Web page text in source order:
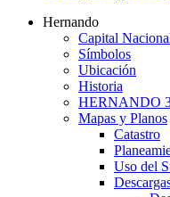
Hernando
Capital
Símbolos
Ubicación
Historia
HERNANDO
Mapas y Planos
Catastro
Uso del